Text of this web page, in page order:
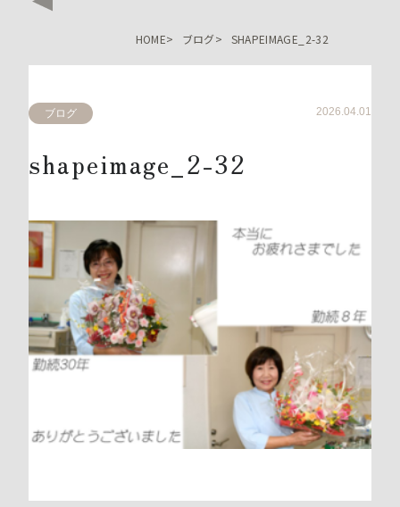
HOME ブログ SHAPEIMAGE_2-32
ブログ 2026.04.01
shapeimage_2-32